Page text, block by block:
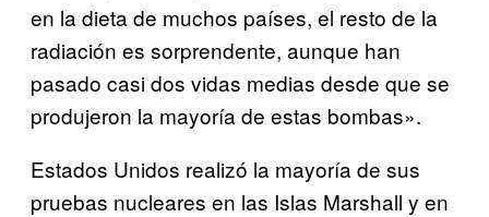
en la dieta de muchos países, el resto de la
radiación es sorprendente, aunque han
pasado casi dos vidas medias desde que se
produjeron la mayoría de estas bombas».
Estados Unidos realizó la mayoría de sus
pruebas nucleares en las Islas Marshall y en